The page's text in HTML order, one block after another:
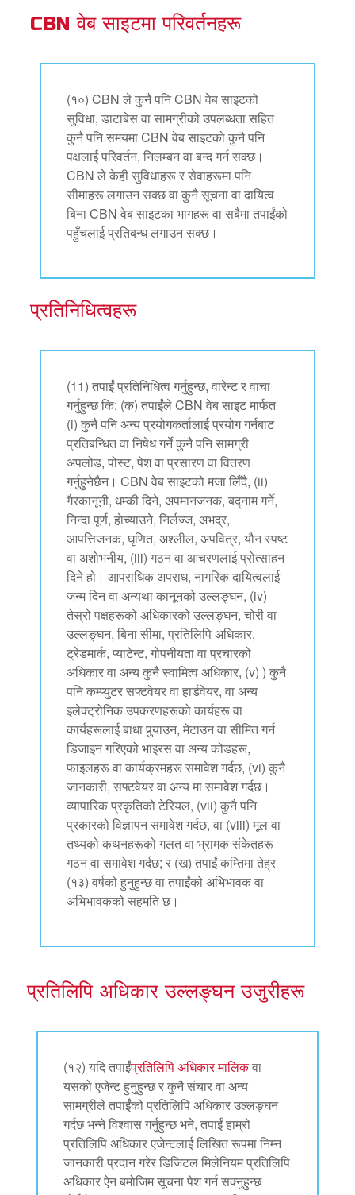
CBN वेब साइटमा परिवर्तनहरू
(१०) CBN ले कुनै पनि CBN वेब साइटको
सुविधा, डाटाबेस वा सामग्रीको उपलब्धता सहित
कुनै पनि समयमा CBN वेब साइटको कुनै पनि
पक्षलाई परिवर्तन, निलम्बन वा बन्द गर्न सक्छ।
CBN ले केही सुविधाहरू र सेवाहरूमा पनि
सीमाहरू लगाउन सक्छ वा कुनै सूचना वा दायित्व
बिना CBN वेब साइटका भागहरू वा सबैमा तपाईंको
पहुँचलाई प्रतिबन्ध लगाउन सक्छ।
प्रतिनिधित्वहरू
(11) तपाईं प्रतिनिधित्व गर्नुहुन्छ, वारेन्ट र वाचा
गर्नुहुन्छ कि: (क) तपाईंले CBN वेब साइट मार्फत
(i) कुनै पनि अन्य प्रयोगकर्तालाई प्रयोग गर्नबाट
प्रतिबन्धित वा निषेध गर्ने कुनै पनि सामग्री
अपलोड, पोस्ट, पेश वा प्रसारण वा वितरण
गर्नुहुनेछैन। CBN वेब साइटको मजा लिँदै, (ii)
गैरकानूनी, धम्की दिने, अपमानजनक, बद्नाम गर्ने,
निन्दा पूर्ण, हाेच्याउने, निर्लज्ज, अभद्र,
आपत्तिजनक, घृणित, अश्लील, अपवित्र, यौन स्पष्ट
वा अशोभनीय, (iii) गठन वा आचरणलाई प्रोत्साहन
दिने हो। आपराधिक अपराध, नागरिक दायित्वलाई
जन्म दिन वा अन्यथा कानूनको उल्लङ्घन, (iv)
तेस्रो पक्षहरूको अधिकारको उल्लङ्घन, चोरी वा
उल्लङ्घन, बिना सीमा, प्रतिलिपि अधिकार,
ट्रेडमार्क, प्याटेन्ट, गोपनीयता वा प्रचारको
अधिकार वा अन्य कुनै स्वामित्व अधिकार, (v) ) कुनै
पनि कम्प्युटर सफ्टवेयर वा हार्डवेयर, वा अन्य
इलेक्ट्रोनिक उपकरणहरूको कार्यहरू वा
कार्यहरूलाई बाधा पुर्‍याउन, मेटाउन वा सीमित गर्न
डिजाइन गरिएको भाइरस वा अन्य कोडहरू,
फाइलहरू वा कार्यक्रमहरू समावेश गर्दछ, (vi) कुनै
जानकारी, सफ्टवेयर वा अन्य मा समावेश गर्दछ।
व्यापारिक प्रकृतिको टेरियल, (vii) कुनै पनि
प्रकारको विज्ञापन समावेश गर्दछ, वा (viii) मूल वा
तथ्यको कथनहरूको गलत वा भ्रामक संकेतहरू
गठन वा समावेश गर्दछ; र (ख) तपाईं कम्तिमा तेह्र
(१३) वर्षको हुनुहुन्छ वा तपाईंको अभिभावक वा
अभिभावकको सहमति छ।
प्रतिलिपि अधिकार उल्लङ्घन उजुरीहरू
(१२) यदि तपाईंप्रतिलिपि अधिकार मालिकवा
यसको एजेन्ट हुनुहुन्छ र कुनै संचार वा अन्य
सामग्रीले तपाईंको प्रतिलिपि अधिकार उल्लङ्घन
गर्दछ भन्ने विश्वास गर्नुहुन्छ भने, तपाईं हाम्रो
प्रतिलिपि अधिकार एजेन्टलाई लिखित रूपमा निम्न
जानकारी प्रदान गरेर डिजिटल मिलेनियम प्रतिलिपि
अधिकार ऐन बमोजिम सूचना पेश गर्न सक्नुहुन्छ